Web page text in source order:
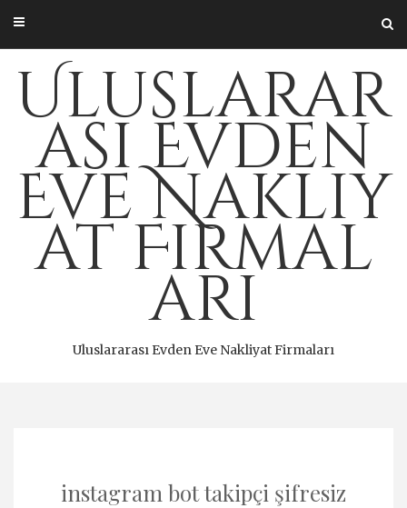
content
Uluslarar
ası Evden
Eve Nakliy
at Firmal
arı
Uluslararası Evden Eve Nakliyat Firmaları
instagram bot takipçi şifresiz